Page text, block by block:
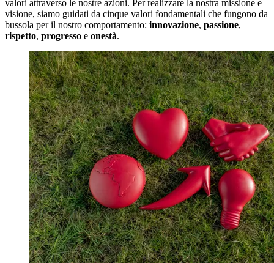
valori attraverso le nostre azioni. Per realizzare la nostra missione e
visione, siamo guidati da cinque valori fondamentali che fungono da
bussola per il nostro comportamento: innovazione, passione,
rispetto, progresso e onestà.